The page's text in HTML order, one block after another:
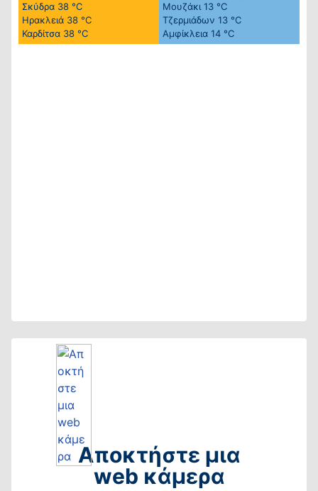
Σκύδρα 38 °C
Ηρακλειά 38 °C
Καρδίτσα 38 °C
Μουζάκι13 °C
Τζερμιάδων 13 °C
Αμφίκλεια 14 °C
Αποκτήστε μια
web κάμερα